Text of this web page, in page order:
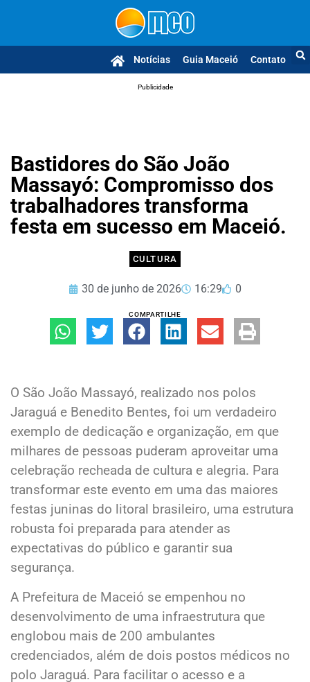
Notícias Guia Maceió Contato
Publicidade
Bastidores do São João
Massayó: Compromisso dos
trabalhadores transforma
festa em sucesso em Maceió.
CULTURA
30 de junho de 2026 16:29 0
COMPARTILHE
O São João Massayó, realizado nos polos
Jaraguá e Benedito Bentes, foi um verdadeiro
exemplo de dedicação e organização, em que
milhares de pessoas puderam aproveitar uma
celebração recheada de cultura e alegria. Para
transformar este evento em uma das maiores
festas juninas do litoral brasileiro, uma estrutura
robusta foi preparada para atender as
expectativas do público e garantir sua
segurança.
A Prefeitura de Maceió se empenhou no
desenvolvimento de uma infraestrutura que
englobou mais de 200 ambulantes
credenciados, além de dois postos médicos no
polo Jaraguá. Para facilitar o acesso e a